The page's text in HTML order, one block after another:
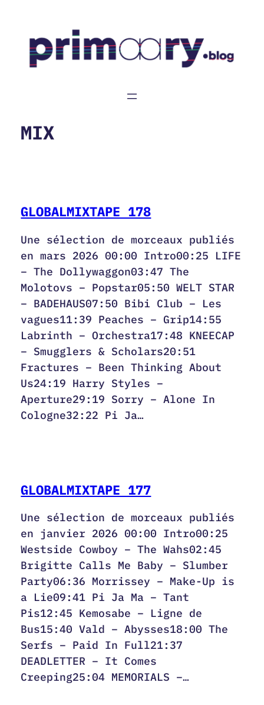
contenu
MIX
GLOBALMIXTAPE 178
Une sélection de morceaux publiés
en mars 2026 00:00 Intro00:25 LIFE
– The Dollywaggon03:47 The
Molotovs – Popstar05:50 WELT STAR
– BADEHAUS07:50 Bibi Club – Les
vagues11:39 Peaches – Grip14:55
Labrinth – Orchestra17:48 KNEECAP
– Smugglers & Scholars20:51
Fractures – Been Thinking About
Us24:19 Harry Styles –
Aperture29:19 Sorry – Alone In
Cologne32:22 Pi Ja…
GLOBALMIXTAPE 177
Une sélection de morceaux publiés
en janvier 2026 00:00 Intro00:25
Westside Cowboy – The Wahs02:45
Brigitte Calls Me Baby – Slumber
Party06:36 Morrissey – Make-Up is
a Lie09:41 Pi Ja Ma – Tant
Pis12:45 Kemosabe – Ligne de
Bus15:40 Vald – Abysses18:00 The
Serfs – Paid In Full21:37
DEADLETTER – It Comes
Creeping25:04 MEMORIALS –…